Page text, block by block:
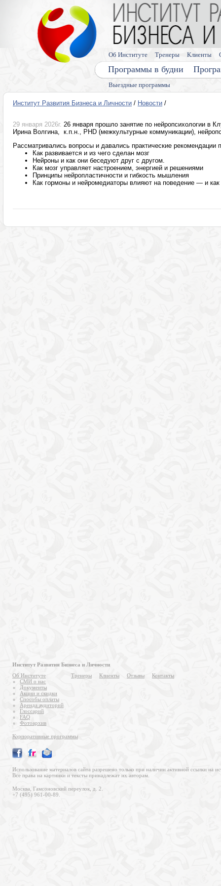
Выездные программы
Программы в будни
Об Институте Тренеры Клиенты
Институт Развития Бизнеса и Личности / Новости /
29 января 2026г. 26 января прошло занятие по нейропсихологии в
Ирина Волгина, к.п.н., PHD (межкультурные коммуникации),
Рассматривались вопросы и давались практические рекомендации
Как развивается и из чего сделан мозг
Нейроны и как они беседуют друг с другом.
Как мозг управляет настроением, энергией и решениями
Принципы нейропластичности и гибкость мышления
Как гормоны и нейромедиаторы влияют на поведение — и как
Институт Развития Бизнеса и Личности
Об Институте
СМИ о нас
Документы
Акции и скидки
Способы оплаты
Аренда аудиторий
Глоссарий
FAQ
Фотоархив
Тренеры Клиенты Отзывы Контакты
Корпоративные программы
Использование материалов сайта разрешено только при наличии активной ссылки на
Все права на картинки и тексты принадлежат их авторам.
Москва, Гамсоновский переулок, д. 2.
+7 (495) 961-00-89.